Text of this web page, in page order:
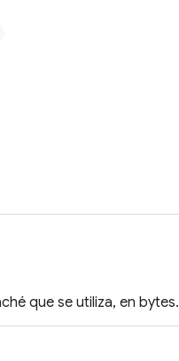
que se utiliza, en bytes.